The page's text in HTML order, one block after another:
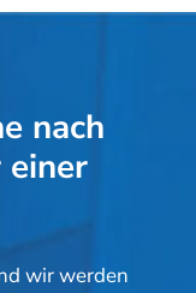
nach
einer
wir werden